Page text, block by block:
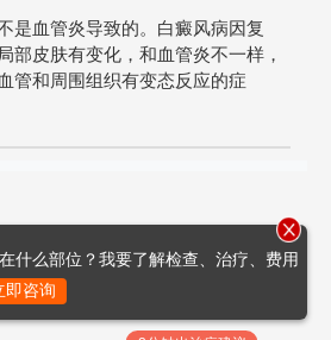
是血管炎导致的。白癜风病因复
部皮肤有变化，和血管炎不一样，
管和周围组织有变态反应的症
什么部位？我要了解检查、治疗、费用
即咨询